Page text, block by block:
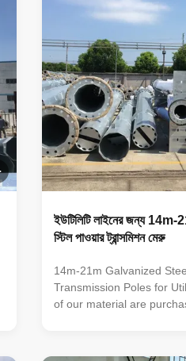
dependable choice. The
finish enhances its
maintenance costs,
ইউটিলিটি লাইনের জন্য 14m-
স্টিল পাওয়ার ট্রান্সমিশন মেরু
14m-21m Galvanized
Transmission Poles for
of our material are
stamp and signature